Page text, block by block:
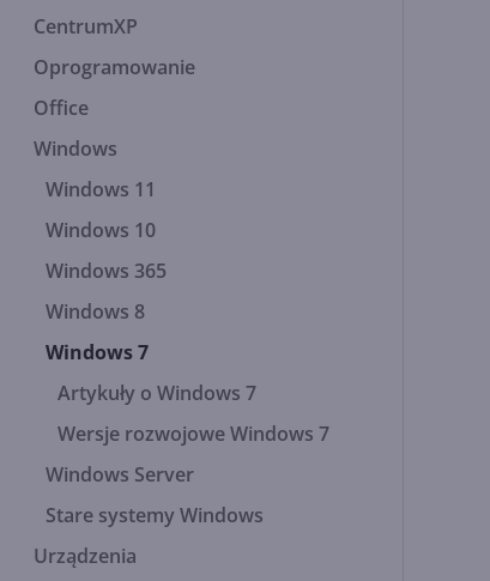
CentrumXP
Oprogramowanie
Office
Windows
Windows 11
Windows 10
Windows 365
Windows 8
Windows 7
Artykuły o Windows 7
Wersje rozwojowe Windows 7
Windows Server
Stare systemy Windows
Urządzenia